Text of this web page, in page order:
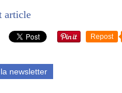
article
Repost
newsletter